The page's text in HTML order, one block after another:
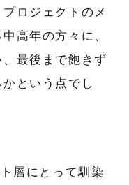
ロジェクトのメ
高年の方々に、
最後まで飽きず
という点でし
層にとって馴染